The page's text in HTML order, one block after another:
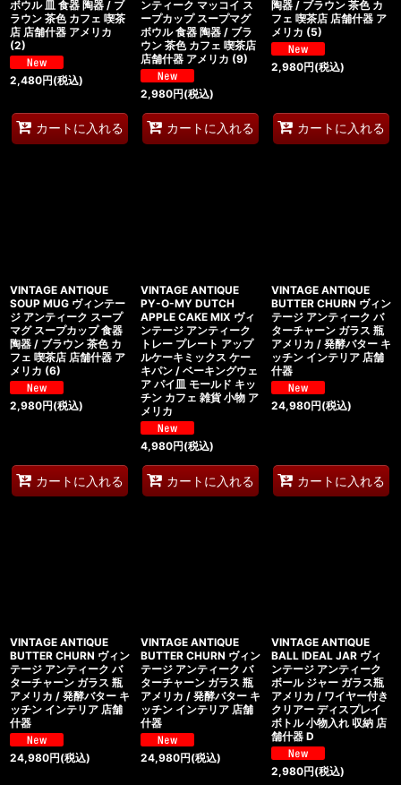
ボウル 皿 食器 陶器 / ブ
ラウン 茶色 カフェ 喫茶
店 店舗什器 アメリカ
(2)
2,480円(税込)
カートに入れる
ンティーク マッコイ ス
ープカップ スープマグ
ボウル 食器 陶器 / ブラ
ウン 茶色 カフェ 喫茶店
店舗什器 アメリカ (9)
2,980円(税込)
カートに入れる
陶器 / ブラウン 茶色 カ
フェ 喫茶店 店舗什器 ア
メリカ (5)
2,980円(税込)
カートに入れる
VINTAGE ANTIQUE
SOUP MUG ヴィンテー
ジ アンティーク スープ
マグ スープカップ 食器
陶器 / ブラウン 茶色 カ
フェ 喫茶店 店舗什器 ア
メリカ (6)
2,980円(税込)
カートに入れる
VINTAGE ANTIQUE
PY-O-MY DUTCH
APPLE CAKE MIX ヴィ
ンテージ アンティーク
トレー プレート アップ
ルケーキミックス ケー
キパン / ベーキングウェ
ア パイ皿 モールド キッ
チン カフェ 雑貨 小物 ア
メリカ
4,980円(税込)
カートに入れる
VINTAGE ANTIQUE
BUTTER CHURN ヴィン
テージ アンティーク バ
ターチャーン ガラス 瓶
アメリカ / 発酵バター キ
ッチン インテリア 店舗
什器
24,980円(税込)
カートに入れる
VINTAGE ANTIQUE
BUTTER CHURN ヴィン
テージ アンティーク バ
ターチャーン ガラス 瓶
アメリカ / 発酵バター キ
ッチン インテリア 店舗
什器
24,980円(税込)
VINTAGE ANTIQUE
BUTTER CHURN ヴィン
テージ アンティーク バ
ターチャーン ガラス 瓶
アメリカ / 発酵バター キ
ッチン インテリア 店舗
什器
24,980円(税込)
VINTAGE ANTIQUE
BALL IDEAL JAR ヴィ
ンテージ アンティーク
ボール ジャー ガラス瓶
アメリカ / ワイヤー付き
クリアー ディスプレイ
ボトル 小物入れ 収納 店
舗什器 D
2,980円(税込)